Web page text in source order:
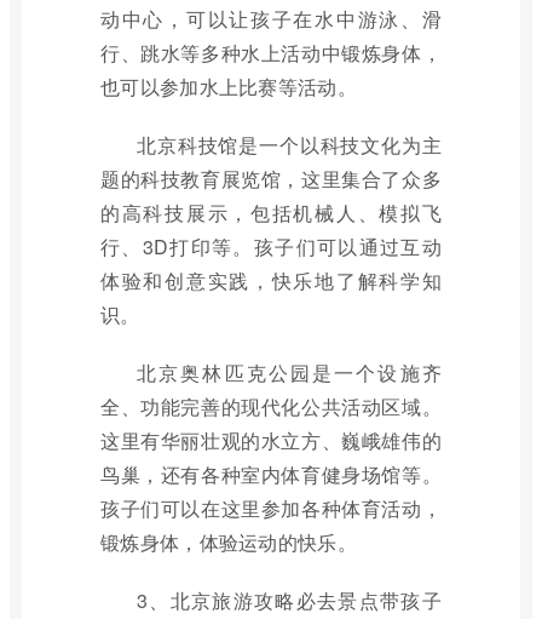
动中心，可以让孩子在水中游泳、滑
行、跳水等多种水上活动中锻炼身体，
也可以参加水上比赛等活动。
北京科技馆是一个以科技文化为主
题的科技教育展览馆，这里集合了众多
的高科技展示，包括机械人、模拟飞
行、3D打印等。孩子们可以通过互动
体验和创意实践，快乐地了解科学知
识。
北京奥林匹克公园是一个设施齐
全、功能完善的现代化公共活动区域。
这里有华丽壮观的水立方、巍峨雄伟的
鸟巢，还有各种室内体育健身场馆等。
孩子们可以在这里参加各种体育活动，
锻炼身体，体验运动的快乐。
3、北京旅游攻略必去景点带孩子